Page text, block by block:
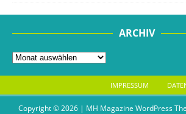
ARCHIV
IMPRESSUM
Copyright © 2026 | MH Magazine WordPress